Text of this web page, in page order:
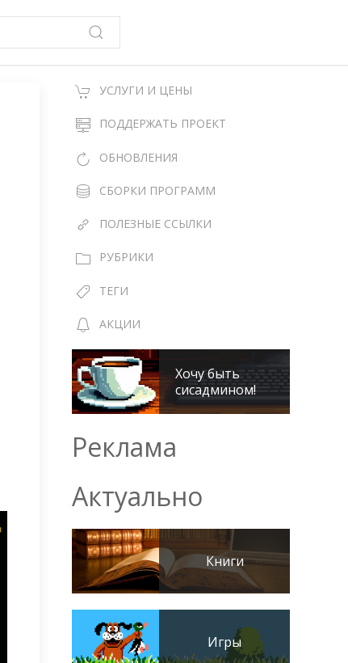
УСЛУГИ И ЦЕНЫ
ПОДДЕРЖАТЬ ПРОЕКТ
ОБНОВЛЕНИЯ
СБОРКИ ПРОГРАММ
ПОЛЕЗНЫЕ ССЫЛКИ
РУБРИКИ
ТЕГИ
АКЦИИ
Хочу быть
сисадмином!
Реклама
Актуально
Книги
Игры